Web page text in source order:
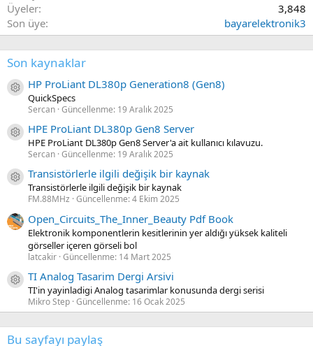
Üyeler
3,848
Son üye
bayarelektronik3
Son kaynaklar
Kaynak ikon/amblem
HP ProLiant DL380p Generation8 (Gen8)
QuickSpecs
Sercan Güncellenme: 19 Aralık 2025
Kaynak ikon/amblem
HPE ProLiant DL380p Gen8 Server
HPE ProLiant DL380p Gen8 Server'a ait kullanıcı kılavuzu.
Sercan Güncellenme: 19 Aralık 2025
Kaynak ikon/amblem
Transistörlerle ilgili değişik bir kaynak
Transistörlerle ilgili değişik bir kaynak
FM.88MHz Güncellenme:4 Ekim 2025
Open_Circuits_The_Inner_Beauty Pdf Book
Elektronik komponentlerin kesitlerinin yer aldığı yüksek kaliteli
görseller içeren görseli bol
latcakir Güncellenme: 14 Mart 2025
Kaynak ikon/amblem
TI Analog Tasarim Dergi Arsivi
TI'in yayinladigi Analog tasarimlar konusunda dergi serisi
Mikro Step Güncellenme: 16 Ocak 2025
Bu sayfayı paylaş